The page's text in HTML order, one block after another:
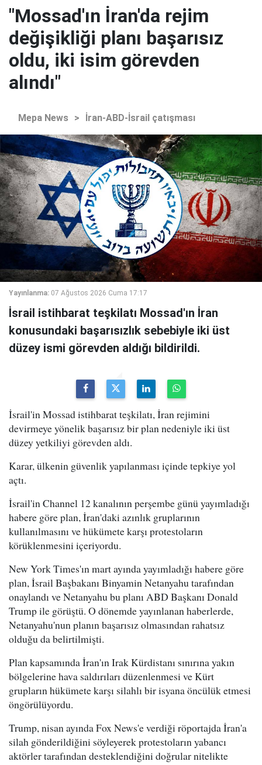
"Mossad'ın İran'da rejim
değişikliği planı başarısız
oldu, iki isim görevden
alındı"
Mepa News > İran-ABD-İsrail çatışması
Yayınlanma: 07 Ağustos 2026 Cuma 17:17
İsrail istihbarat teşkilatı Mossad'ın İran
konusundaki başarısızlık sebebiyle iki üst
düzey ismi görevden aldığı bildirildi.
İsrail'in Mossad istihbarat teşkilatı, İran rejimini
devirmeye yönelik başarısız bir plan nedeniyle iki üst
düzey yetkiliyi görevden aldı.
Karar, ülkenin güvenlik yapılanması içinde tepkiye yol
açtı.
İsrail'in Channel 12 kanalının perşembe günü yayımladığı
habere göre plan, İran'daki azınlık gruplarının
kullanılmasını ve hükümete karşı protestoların
körüklenmesini içeriyordu.
New York Times'ın mart ayında yayımladığı habere göre
plan, İsrail Başbakanı Binyamin Netanyahu tarafından
onaylandı ve Netanyahu bu planı ABD Başkanı Donald
Trump ile görüştü. O dönemde yayınlanan haberlerde,
Netanyahu'nun planın başarısız olmasından rahatsız
olduğu da belirtilmişti.
Plan kapsamında İran'ın Irak Kürdistanı sınırına yakın
bölgelerine hava saldırıları düzenlenmesi ve Kürt
grupların hükümete karşı silahlı bir isyana öncülük etmesi
öngörülüyordu.
Trump, nisan ayında Fox News'e verdiği röportajda İran'a
silah gönderildiğini söyleyerek protestoların yabancı
aktörler tarafından desteklendiğini doğrular nitelikte